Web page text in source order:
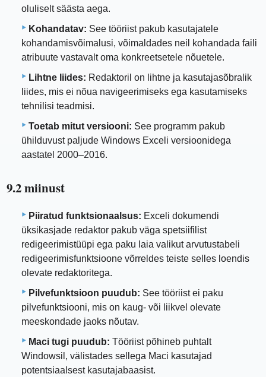
oluliselt säästa aega.
Kohandatav: See tööriist pakub kasutajatele
kohandamisvõimalusi, võimaldades neil kohandada faili
atribuute vastavalt oma konkreetsetele nõuetele.
Lihtne liides: Redaktoril on lihtne ja kasutajasõbralik
liides, mis ei nõua navigeerimiseks ega kasutamiseks
tehnilisi teadmisi.
Toetab mitut versiooni: See programm pakub
ühilduvust paljude Windows Exceli versioonidega
aastatel 2000–2016.
9.2 miinust
Piiratud funktsionaalsus: Exceli dokumendi
üksikasjade redaktor pakub väga spetsiifilist
redigeerimistüüpi ega paku laia valikut arvutustabeli
redigeerimisfunktsioone võrreldes teiste selles loendis
olevate redaktoritega.
Pilvefunktsioon puudub: See tööriist ei paku
pilvefunktsiooni, mis on kaug- või liikvel olevate
meeskondade jaoks nõutav.
Maci tugi puudub: Tööriist põhineb puhtalt
Windowsil, välistades sellega Maci kasutajad
potentsiaalsest kasutajabaasist.